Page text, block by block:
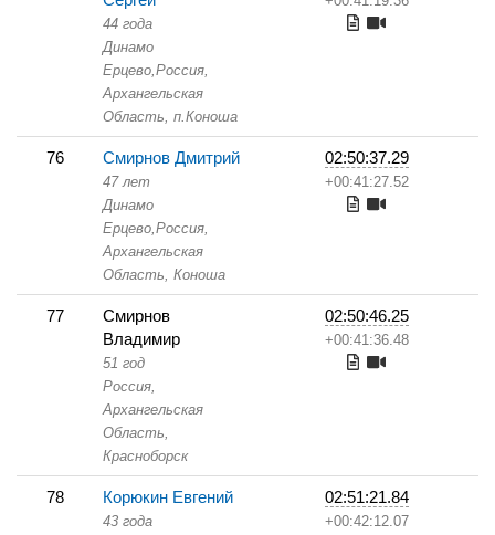
44 года
Динамо
Ерцево,Россия,
Архангельская
Область, п.Коноша
76 Смирнов Дмитрий
47 лет
Динамо
Ерцево,Россия,
Архангельская
Область, Коноша
02:50:37.29
+00:41:27.52
77
Смирнов
Владимир
51 год
Россия,
Архангельская
Область,
Красноборск
02:50:46.25
+00:41:36.48
78 Корюкин Евгений
43 года
02:51:21.84
+00:42:12.07